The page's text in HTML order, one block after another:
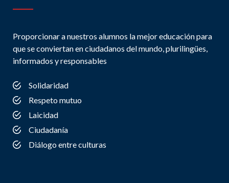
Proporcionar a nuestros alumnos la mejor educación para
que se conviertan en ciudadanos del mundo, plurilingües,
informados y responsables
Solidaridad
Respeto mutuo
Laicidad
Ciudadanía
Diálogo entre culturas